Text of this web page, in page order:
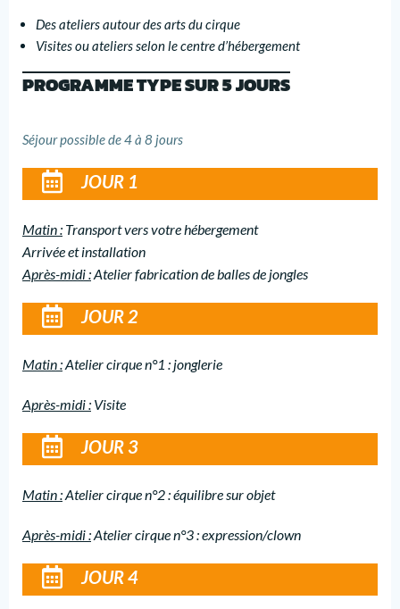
Des ateliers autour des arts du cirque
Visites ou ateliers selon le centre d’hébergement
PROGRAMME TYPE SUR 5 JOURS
Séjour possible de 4 à 8 jours
JOUR 1
Matin : Transport vers votre hébergement
Arrivée et installation
Après-midi :Atelier fabrication de balles de jongles
JOUR 2
Matin :Atelier cirque n°1 : jonglerie
Après-midi : Visite
JOUR 3
Matin :Atelier cirque n°2 : équilibre sur objet
Après-midi :Atelier cirque n°3 : expression/clown
JOUR 4